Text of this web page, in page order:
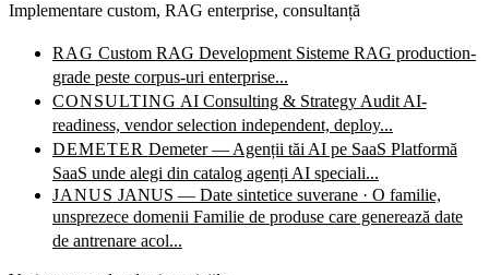
Implementare custom, RAG enterprise, consultanță
RAG Custom RAG Development Sisteme RAG production-
grade peste corpus-uri enterprise...
CONSULTING AI Consulting & Strategy Audit AI-
readiness, vendor selection independent, deploy...
DEMETER Demeter — Agenții tăi AI pe SaaS Platformă
SaaS unde alegi din catalog agenți AI speciali...
JANUS JANUS — Date sintetice suverane · O familie,
unsprezece domenii Familie de produse care generează date
de antrenare acol...